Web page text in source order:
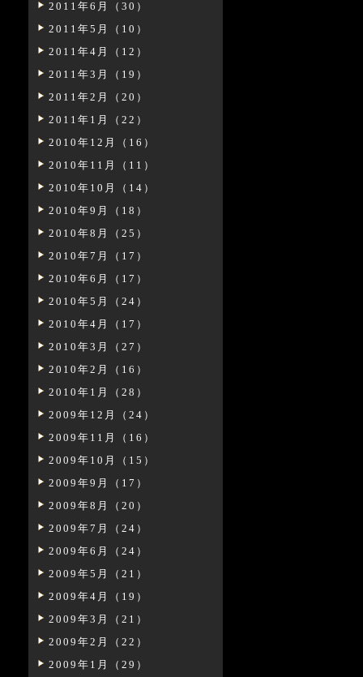
2011年6月（30）
2011年5月（10）
2011年4月（12）
2011年3月（19）
2011年2月（20）
2011年1月（22）
2010年12月（16）
2010年11月（11）
2010年10月（14）
2010年9月（18）
2010年8月（25）
2010年7月（17）
2010年6月（17）
2010年5月（24）
2010年4月（17）
2010年3月（27）
2010年2月（16）
2010年1月（28）
2009年12月（24）
2009年11月（16）
2009年10月（15）
2009年9月（17）
2009年8月（20）
2009年7月（24）
2009年6月（24）
2009年5月（21）
2009年4月（19）
2009年3月（21）
2009年2月（22）
2009年1月（29）